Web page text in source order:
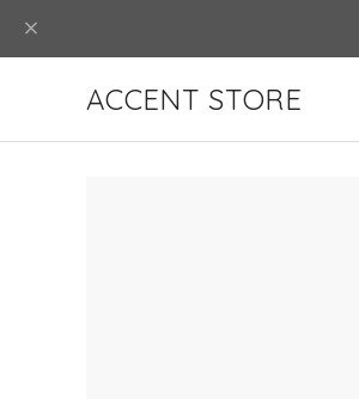
ACCENT STORE